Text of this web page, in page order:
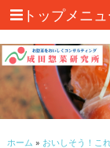
トップメニ
ホーム » おいしそう！こ